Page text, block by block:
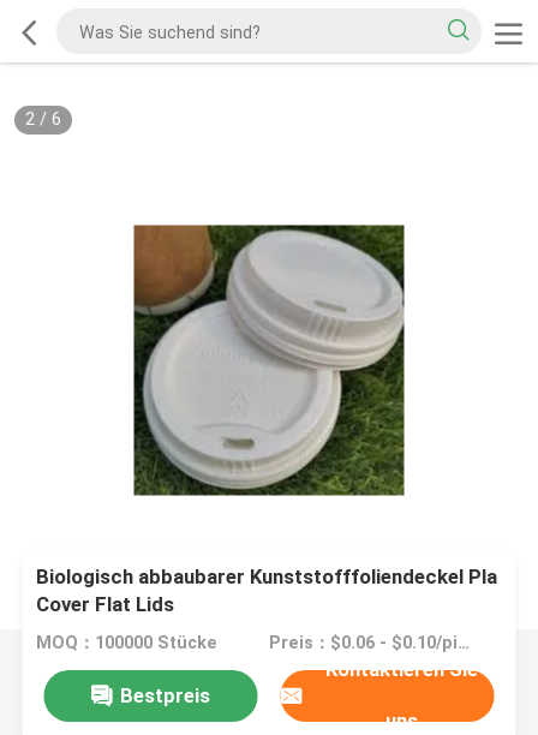
2/ 6
Biologisch abbaubarer Kunststofffoliendeckel Pla
Cover Flat Lids
MOQ：100000 Stücke Preis：$0.06 - $0.10/pieces
Bestpreis
Kontaktieren Sie
uns